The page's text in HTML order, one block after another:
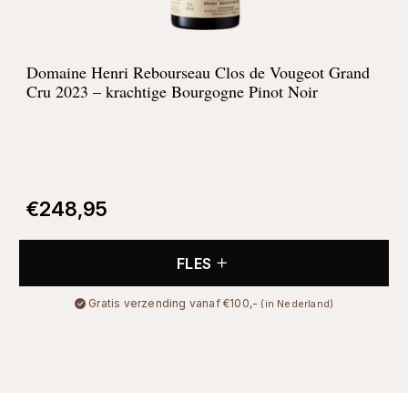
Domaine Henri Rebourseau Clos de Vougeot Grand
Cru 2023 – krachtige Bourgogne Pinot Noir
€248,95
FLES
Gratis verzending vanaf €100,- (in Nederland)